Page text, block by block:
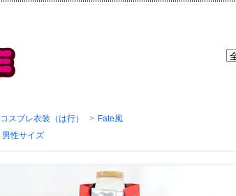
コスプレ衣装（は行） > Fate風
男性サイズ